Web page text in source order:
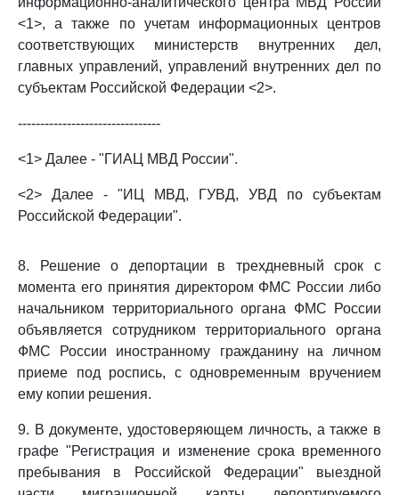
<1>, а также по учетам информационных центров
соответствующих министерств внутренних дел,
главных управлений, управлений внутренних дел по
субъектам Российской Федерации <2>.
--------------------------------
<1> Далее - "ГИАЦ МВД России".
<2> Далее - "ИЦ МВД, ГУВД, УВД по субъектам
Российской Федерации".
8. Решение о депортации в трехдневный срок с
момента его принятия директором ФМС России либо
начальником территориального органа ФМС России
объявляется сотрудником территориального органа
ФМС России иностранному гражданину на личном
приеме под роспись, с одновременным вручением
ему копии решения.
9. В документе, удостоверяющем личность, а также в
графе "Регистрация и изменение срока временного
пребывания в Российской Федерации" выездной